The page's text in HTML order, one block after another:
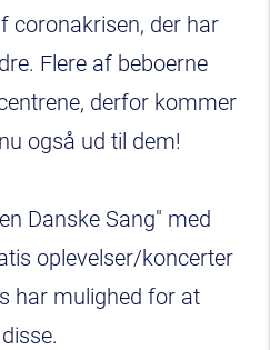
coronakrisen, der har
Flere af beboerne
derfor kommer
også ud til dem!
Danske Sang" med
oplevelser/koncerter
har mulighed for at